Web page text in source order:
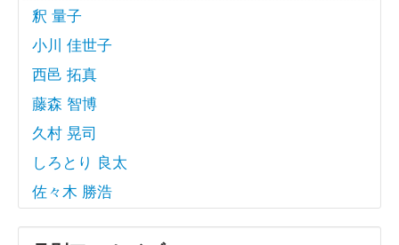
釈 量子
小川 佳世子
西邑 拓真
藤森 智博
久村 晃司
しろとり 良太
佐々木 勝浩